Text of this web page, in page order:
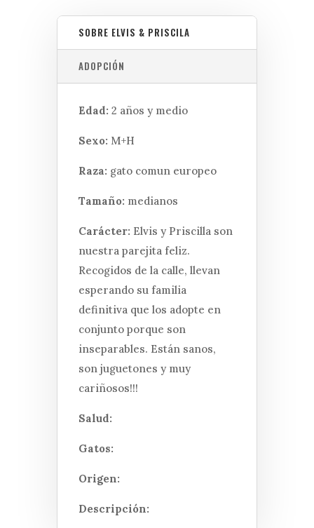
SOBRE ELVIS & PRISCILA
ADOPCIÓN
Edad: 2 años y medio
Sexo: M+H
Raza: gato comun europeo
Tamaño: medianos
Carácter: Elvis y Priscilla son
nuestra parejita feliz.
Recogidos de la calle, llevan
esperando su familia
definitiva que los adopte en
conjunto porque son
inseparables. Están sanos,
son juguetones y muy
cariñosos!!!
Salud:
Gatos:
Origen:
Descripción: